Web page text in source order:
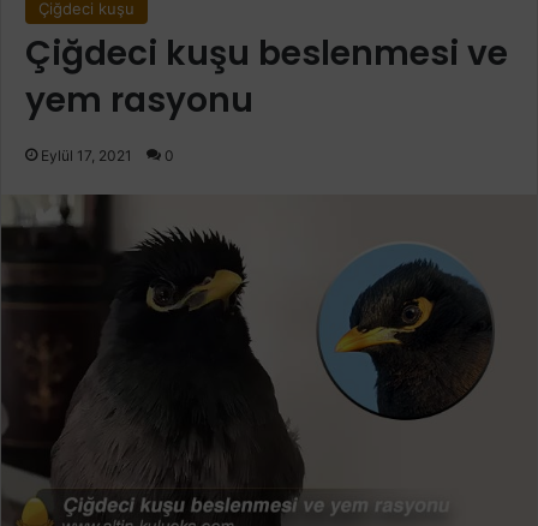
Çiğdeci kuşu
Çiğdeci kuşu beslenmesi ve
yem rasyonu
Eylül 17, 2021 0